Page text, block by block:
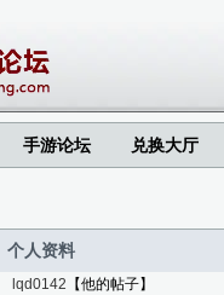
手游论坛 兑换大厅
个人资料
lqd0142 【他的帖子】